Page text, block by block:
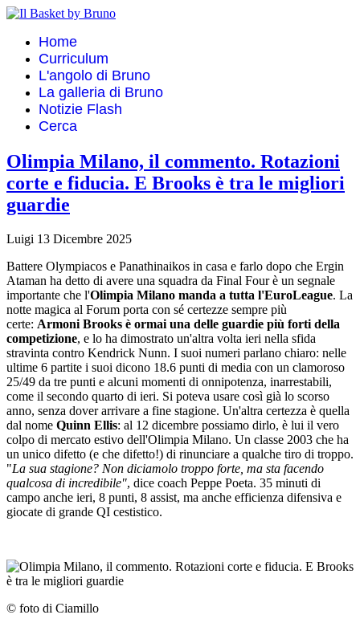
Home
Curriculum
L'angolo di Bruno
La galleria di Bruno
Notizie Flash
Cerca
Olimpia Milano, il commento. Rotazioni
corte e fiducia. E Brooks è tra le migliori
guardie
Luigi 13 Dicembre 2025
Battere Olympiacos e Panathinaikos in casa e farlo dopo che Ergin
Ataman ha detto di avere una squadra da Final Four è un segnale
importante che l'Olimpia Milano manda a tutta l'EuroLeague. La
notte magica al Forum porta con sé certezze sempre più
certe: Armoni Brooks è ormai una delle guardie più forti della
competizione, e lo ha dimostrato un'altra volta ieri nella sfida
stravinta contro Kendrick Nunn. I suoi numeri parlano chiaro: nelle
ultime 6 partite i suoi dicono 18.6 punti di media con un clamoroso
25/49 da tre punti e alcuni momenti di onnipotenza, inarrestabili,
come il secondo quarto di ieri. Si poteva usare così già lo scorso
anno, senza dover arrivare a fine stagione. Un'altra certezza è quella
dal nome Quinn Ellis: al 12 dicembre possiamo dirlo, è lui il vero
colpo di mercato estivo dell'Olimpia Milano. Un classe 2003 che ha
un unico difetto (e che difetto!) di rinunciare a qualche tiro di troppo.
"La sua stagione? Non diciamolo troppo forte, ma sta facendo
qualcosa di incredibile", dice coach Peppe Poeta. 35 minuti di
campo anche ieri, 8 punti, 8 assist, ma anche efficienza difensiva e
giocate di grande QI cestistico.
© foto di Ciamillo